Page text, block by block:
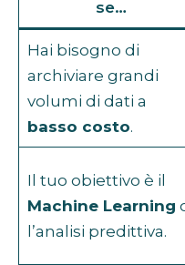
se…
Hai bisogno di
archiviare grandi
volumi di dati a
basso costo.
Il tuo obiettivo è il
Machine Learning
l’analisi predittiva.